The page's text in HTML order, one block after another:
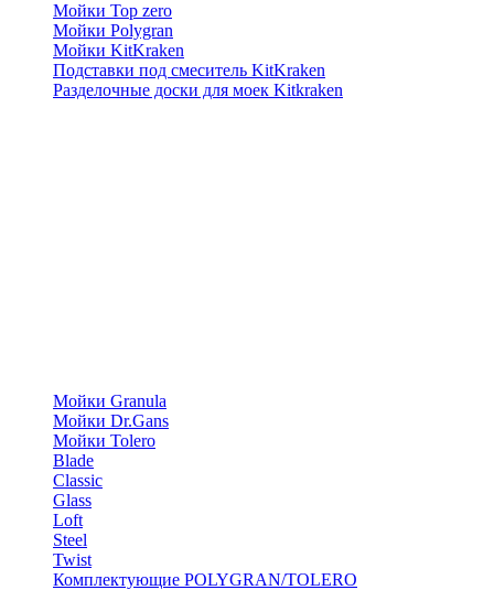
Мойки Top zero
Мойки Polygran
Мойки KitKraken
Подставки под смеситель KitKraken
Разделочные доски для моек Kitkraken
Мойки Granula
Мойки Dr.Gans
Мойки Tolero
Blade
Classic
Glass
Loft
Steel
Twist
Комплектующие POLYGRAN/TOLERO